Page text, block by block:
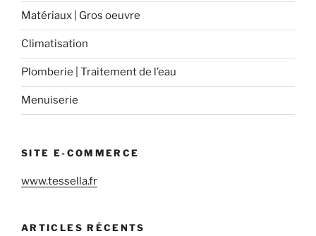
Matériaux | Gros oeuvre
Climatisation
Plomberie | Traitement de l’eau
Menuiserie
SITE E-COMMERCE
www.tessella.fr
ARTICLES RÉCENTS